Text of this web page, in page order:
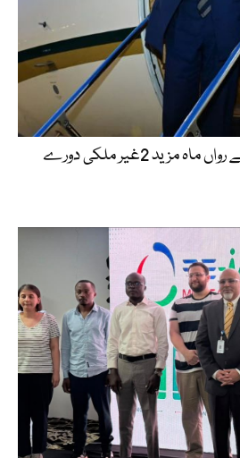
وزیراعظم شہباز شریف کے رواں ماہ مزید 2غیر ملکی دورے